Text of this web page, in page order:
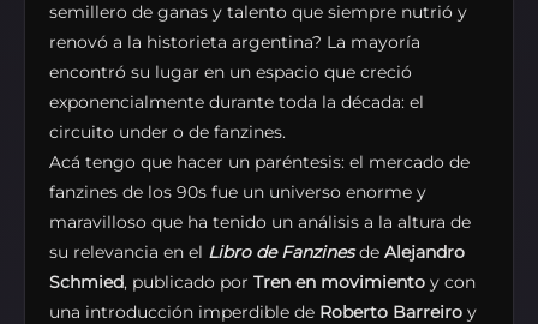
semillero de ganas y talento que siempre nutrió y
renovó a la historieta argentina? La mayoría
encontró su lugar en un espacio que creció
exponencialmente durante toda la década: el
circuito under o de fanzines.
Acá tengo que hacer un paréntesis: el mercado de
fanzines de los 90s fue un universo enorme y
maravilloso que ha tenido un análisis a la altura de
su relevancia en el Libro de Fanzinesde Alejandro
Schmied, publicado por Tren en movimiento y con
una introducción imperdible de Roberto Barreiro y